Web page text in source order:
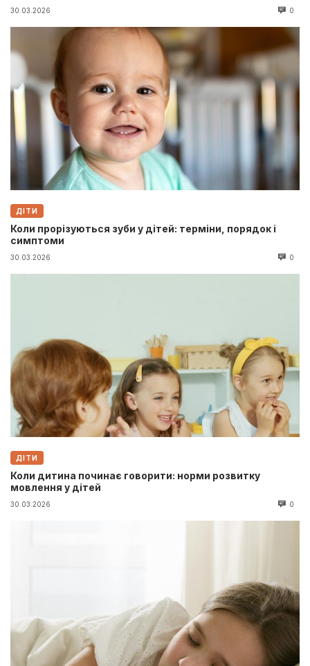
30.03.2026 0
ДІТИ
Коли прорізуються зуби у дітей: терміни, порядок і
симптоми
30.03.2026 0
ДІТИ
Коли дитина починає говорити: норми розвитку
мовлення у дітей
30.03.2026 0